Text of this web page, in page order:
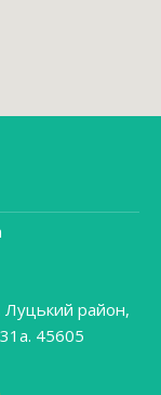
Луцький район,
45605